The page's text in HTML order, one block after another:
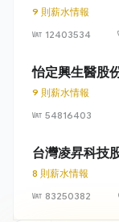
9 則薪水情報
12403534
怡定興生醫股
9 則薪水情報
54816403
台灣凌昇科技
8 則薪水情報
83250382